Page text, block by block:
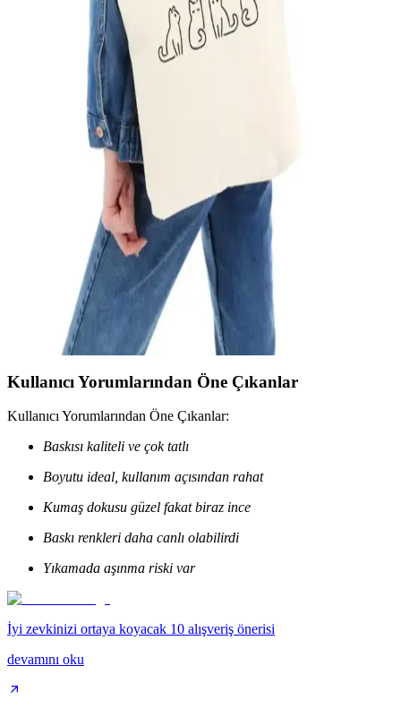
Siyah ve Vintage Güneş Ay Tasarımları
İki farklı Çınar bez çantasını karşılaştırıyoruz: Polen baskılı siyah ve
vintage güneş ay tasarımlı modeller. Her ikisi de doğal, yıkanabilir
ve günlük kullanım için uygun, tasarım ve kullanım özellikleriyle
Çınar Bez Çanta 3 Yakın Dost Baskılı Organik
Pamuklu Çevre Dostu Tasarım
Çınar Bez Çanta, organik pamuk kumaştan üretilmiş, şık baskıları ve
geniş kullanım alanıyla çevre bilincine uygun dayanıklı bir tercih
Çınar Bez Çanta ve fimugift Yeşil Körüklü Bez
Çanta Karşılaştırması
İki popüler bez çanta modeli olan Çınar ve fimugift'in özelliklerini
karşılaştırıyoruz. Kalite, boyut ve kullanım alanları açısından
detaylar burada, doğru seçimi yapmanız için önemli bilgiler içeriyor.
Kullanıcı Yorumlarından Öne Çıkanlar
Kullanıcı Yorumlarından Öne Çıkanlar:
Baskısı kaliteli ve çok tatlı
Boyutu ideal, kullanım açısından rahat
Kumaş dokusu güzel fakat biraz ince
Baskı renkleri daha canlı olabilirdi
Yıkamada aşınma riski var
İyi zevkinizi ortaya koyacak 10 alışveriş önerisi
devamını oku